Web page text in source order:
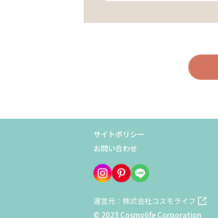
サイトポリシー
お問い合わせ
運営元：株式会社コスモライフ
© 2023 Cosmolife Corporation